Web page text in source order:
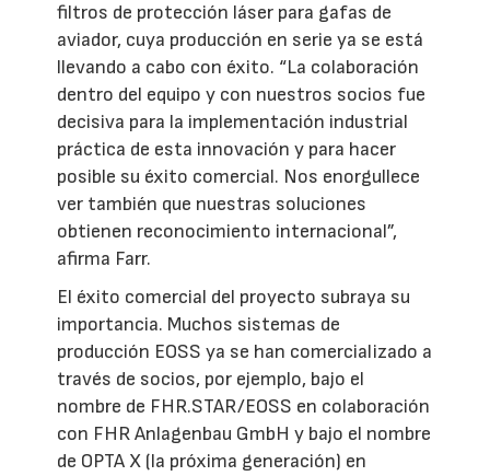
filtros de protección láser para gafas de
aviador, cuya producción en serie ya se está
llevando a cabo con éxito. “La colaboración
dentro del equipo y con nuestros socios fue
decisiva para la implementación industrial
práctica de esta innovación y para hacer
posible su éxito comercial. Nos enorgullece
ver también que nuestras soluciones
obtienen reconocimiento internacional”,
afirma Farr.
El éxito comercial del proyecto subraya su
importancia. Muchos sistemas de
producción EOSS ya se han comercializado a
través de socios, por ejemplo, bajo el
nombre de FHR.STAR/EOSS en colaboración
con FHR Anlagenbau GmbH y bajo el nombre
de OPTA X (la próxima generación) en